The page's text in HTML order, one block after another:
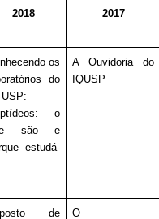
2018 2017
os
do
USP:
o
são e
estudá-
A Ouvidoria do
IQUSP
de O